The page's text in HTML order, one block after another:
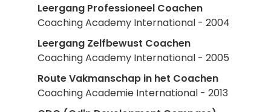
Leergang Professioneel Coachen
Coaching Academy International - 2004
Leergang Zelfbewust Coachen
Coaching Academy International - 2005
Route Vakmanschap in het Coachen
Coaching Academie International - 2013